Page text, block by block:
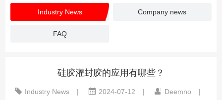
Industry News Company news
FAQ
硅胶灌封胶的应用有哪些？
Industry News | 2024-07-12 | Deemno |